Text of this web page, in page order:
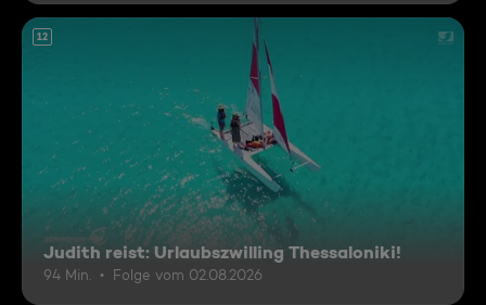
12
Judith reist: Urlaubszwilling Thessaloniki!
94 Min. Folge vom 02.08.2026